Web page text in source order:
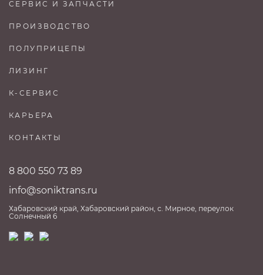
8 800 550 73 89
info@soniktrans.ru
Хабаровский край, Хабаровский район, с. Мирное, переулок
Солнечный 6
СЕРВИС И ЗАПЧАСТИ
ПРОИЗВОДСТВО
ПОЛУПРИЦЕПЫ
ЛИЗИНГ
К-СЕРВИС
КАРЬЕРА
КОНТАКТЫ